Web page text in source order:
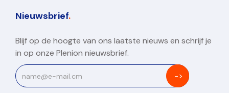
Nieuwsbrief.
Blijf op de hoogte van ons laatste nieuws en schrijf je
in op onze Plenion nieuwsbrief.